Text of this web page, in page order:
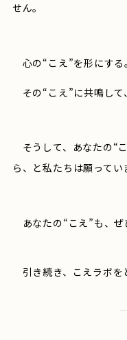
せん。
心の“こえ”を形にする。
その“こえ”に共鳴して
そうして、あなたの“
ら、と私たちは願ってい
あなたの“こえ”も、ぜ
引き続き、こえラボを